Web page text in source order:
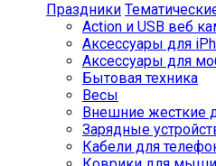
Праздники
Action и USB веб
Аксессуары для
Аксессуары для
Бытовая техника
Весы
Внешние жесткие
Зарядные
Кабели для